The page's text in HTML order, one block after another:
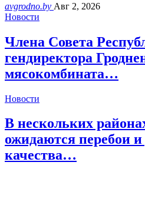
avgrodno.by Авг 2, 2026
Новости
Члена Совета
гендиректора
мясокомбината…
Новости
В нескольких
ожидаются перебои
качества…